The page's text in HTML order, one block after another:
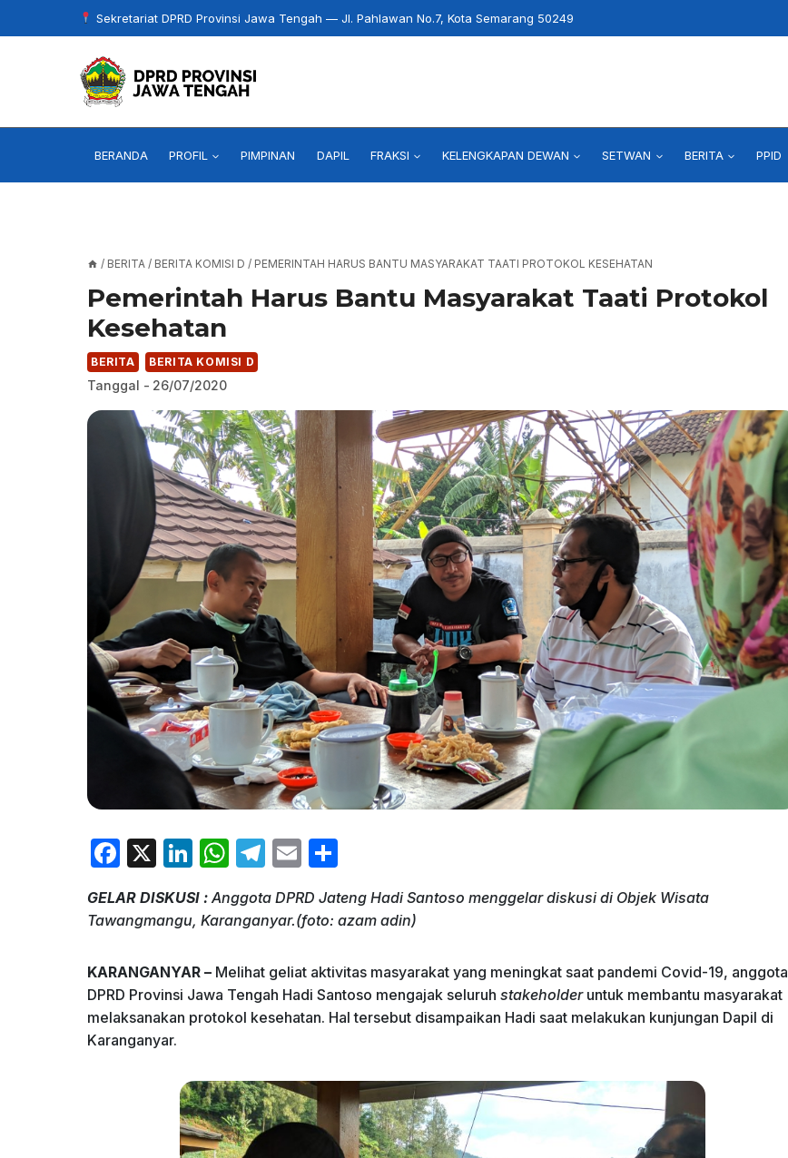
to
Sekretariat DPRD Provinsi Jawa Tengah — Jl. Pahlawan No.7, Kota Semarang 50249
BERANDA PROFIL PIMPINAN DAPIL FRAKSI KELENGKAPAN DEWAN SETWAN BERITA PPID
/ BERITA / BERITA KOMISI D / PEMERINTAH HARUS BANTU MASYARAKAT TAATI PROTOKOL KESEHATAN
Pemerintah Harus Bantu Masyarakat Taati Protokol
Kesehatan
BERITA BERITA KOMISI D
Tanggal - 26/07/2020
F
c
e
b
o
o
k
X
Li
k
e
dI
n
W
at
s
A
p
p
T
e
gr
a
m
E
ai
l
ar
GELAR DISKUSI :Anggota DPRD Jateng Hadi Santoso menggelar diskusi di Objek Wisata
Tawangmangu, Karanganyar.(foto: azam adin)
KARANGANYAR – Melihat geliat aktivitas masyarakat yang meningkat saat pandemi Covid-19, anggota
DPRD Provinsi Jawa Tengah Hadi Santoso mengajak seluruh stakeholderuntuk membantu masyarakat
melaksanakan protokol kesehatan. Hal tersebut disampaikan Hadi saat melakukan kunjungan Dapil di
Karanganyar.